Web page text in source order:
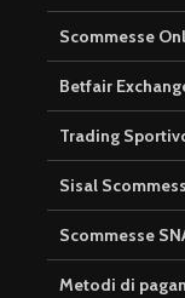
Scommesse
Betfair
Trading
Sisal
Scommesse
Metodi di